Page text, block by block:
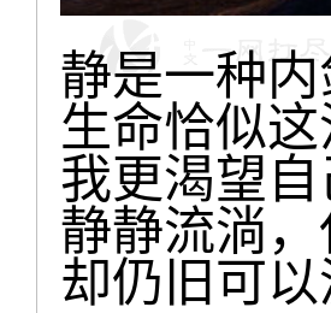
静是一种内
生命恰似
我更渴望
静静流淌
却仍旧可